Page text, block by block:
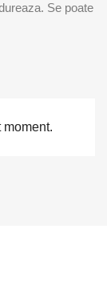
Se poate